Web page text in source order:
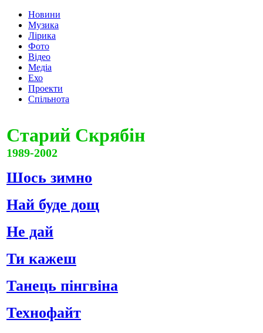
Новини
Музика
Лірика
Фото
Відео
Медіа
Ехо
Проекти
Спільнота
Старий Скрябін
1989-2002
Шось зимно
Най буде дощ
Не дай
Ти кажеш
Танець пінгвіна
Технофайт